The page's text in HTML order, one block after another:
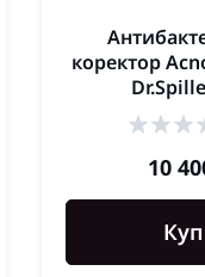
коректор
10